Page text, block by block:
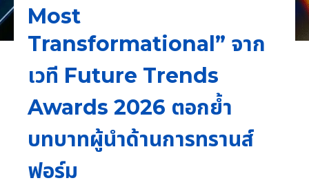
Most
Transformational” จาก
เวที Future Trends
Awards 2026 ตอกย้ำ
บทบาทผู้นำด้านการทรานส์
ฟอร์ม